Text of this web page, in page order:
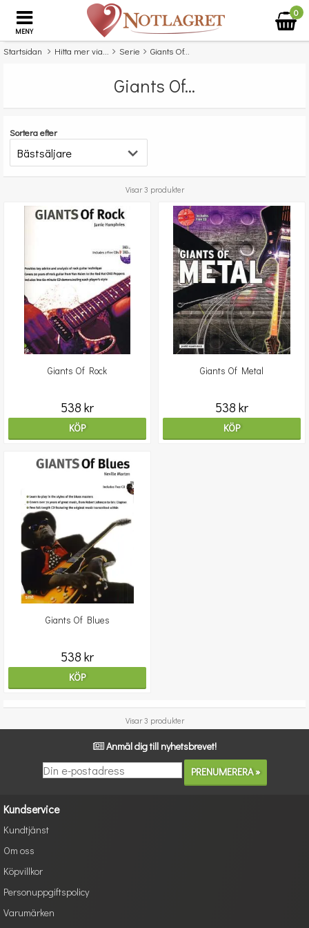
MENY
0
Startsidan Hitta mer via... Serie Giants Of...
Giants Of...
Sortera efter
Visar 3 produkter
Giants Of Rock
538 kr
KÖP
Giants Of Metal
538 kr
KÖP
Giants Of Blues
538 kr
KÖP
Visar 3 produkter
Anmäl dig till nyhetsbrevet!
Kundservice
Kundtjänst
Om oss
Köpvillkor
Personuppgiftspolicy
Varumärken